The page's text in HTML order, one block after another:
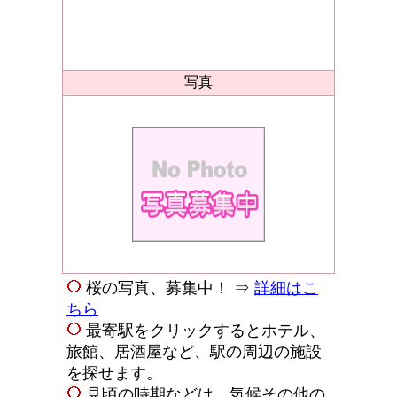
写真
桜の写真、募集中！ ⇒ 詳細はこ
ちら
最寄駅をクリックするとホテル、
旅館、居酒屋など、駅の周辺の施設
を探せます。